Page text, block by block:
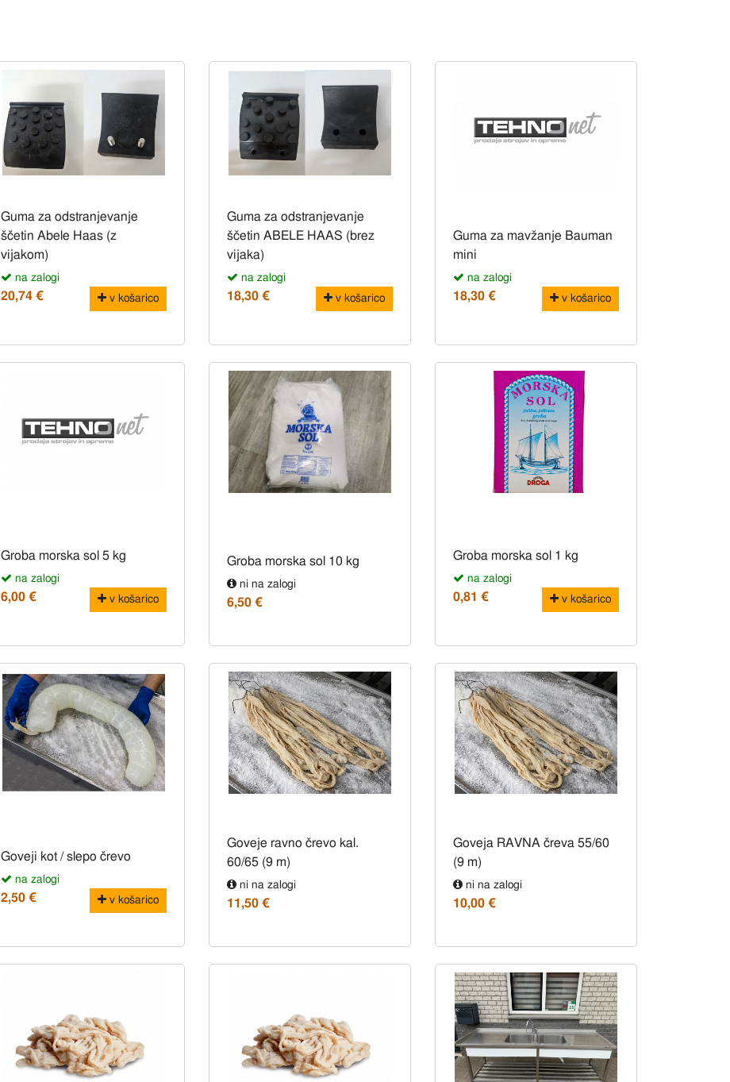
Guma za odstranjevanje
ščetin Abele Haas (z
vijakom)
na zalogi
20,74 € v košarico
Guma za odstranjevanje
ščetin ABELE HAAS (brez
vijaka)
na zalogi
18,30 € v košarico
Guma za mavžanje Bauman
mini
na zalogi
18,30 € v košarico
Groba morska sol 5 kg
na zalogi
6,00 € v košarico
Groba morska sol 10 kg
ni na zalogi
6,50 €
Groba morska sol 1 kg
na zalogi
0,81 € v košarico
Goveji kot / slepo črevo
na zalogi
2,50 € v košarico
Goveje ravno črevo kal.
60/65 (9 m)
ni na zalogi
11,50 €
Goveja RAVNA čreva 55/60
(9 m)
ni na zalogi
10,00 €